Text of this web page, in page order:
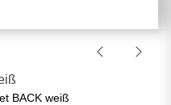
BACK weiß